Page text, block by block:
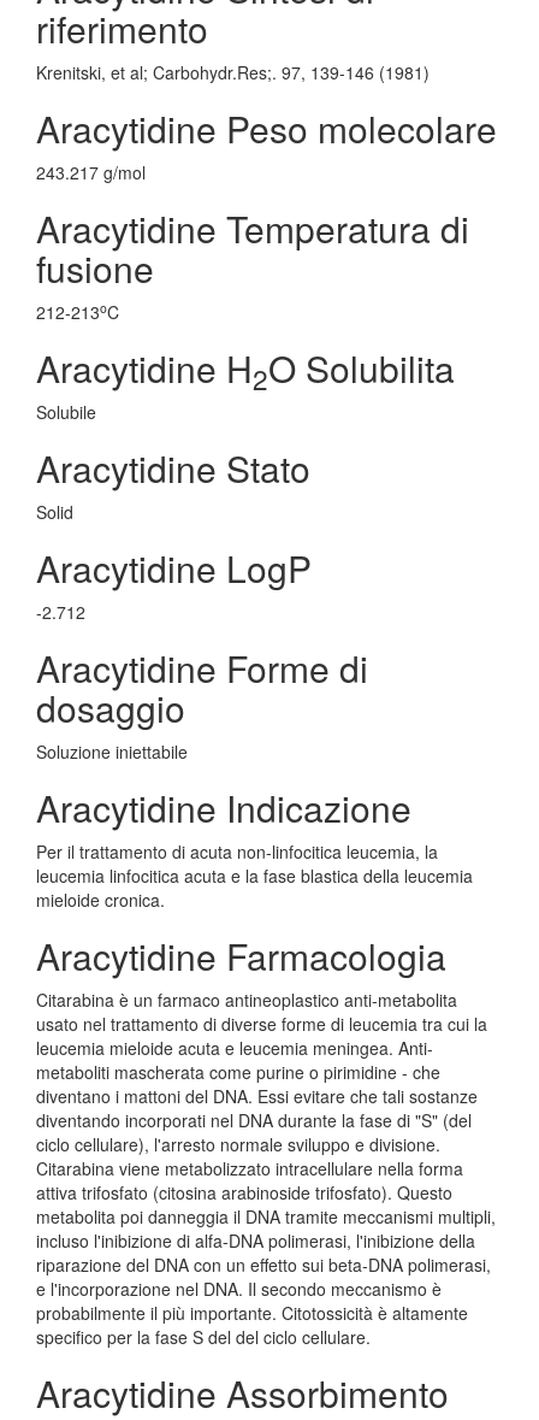
riferimento
Krenitski, et al; Carbohydr.Res;. 97, 139-146 (1981)
Aracytidine Peso molecolare
243.217 g/mol
Aracytidine Temperatura di
fusione
212-213oC
Aracytidine H2O Solubilita
Solubile
Aracytidine Stato
Solid
Aracytidine LogP
-2.712
Aracytidine Forme di
dosaggio
Soluzione iniettabile
Aracytidine Indicazione
Per il trattamento di acuta non-linfocitica leucemia, la
leucemia linfocitica acuta e la fase blastica della leucemia
mieloide cronica.
Aracytidine Farmacologia
Citarabina è un farmaco antineoplastico anti-metabolita
usato nel trattamento di diverse forme di leucemia tra cui la
leucemia mieloide acuta e leucemia meningea. Anti-
metaboliti mascherata come purine o pirimidine - che
diventano i mattoni del DNA. Essi evitare che tali sostanze
diventando incorporati nel DNA durante la fase di "S" (del
ciclo cellulare), l'arresto normale sviluppo e divisione.
Citarabina viene metabolizzato intracellulare nella forma
attiva trifosfato (citosina arabinoside trifosfato). Questo
metabolita poi danneggia il DNA tramite meccanismi multipli,
incluso l'inibizione di alfa-DNA polimerasi, l'inibizione della
riparazione del DNA con un effetto sui beta-DNA polimerasi,
e l'incorporazione nel DNA. Il secondo meccanismo è
probabilmente il più importante. Citotossicità è altamente
specifico per la fase S del del ciclo cellulare.
Aracytidine Assorbimento